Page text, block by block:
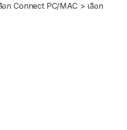
ก Connect PC/MAC > เลือก